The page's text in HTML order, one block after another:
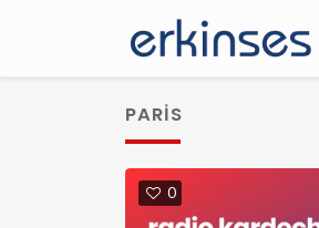
PARIS
0